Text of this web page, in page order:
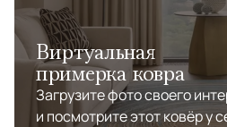
Виртуальная
примерка ковра
Загрузите фото своего
и посмотрите этот ковёр у